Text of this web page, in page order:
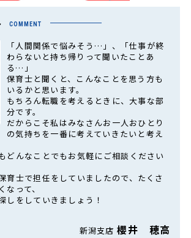
COMMENT
「人間関係で悩みそう…」、「仕事が終
わらないと持ち帰りって聞いたことあ
る…」
保育士と聞くと、こんなことを思う方も
いるかと思います。
もちろん転職を考えるときに、大事な部
分です。
だからこそ私はみなさんお一人おひとり
の気持ちを一番に考えていきたいと考え
どんなことでもお気軽にご相談ください
育士で担任をしていましたので、たくさ
って、
しをしていきましょう！
新潟支店櫻井 穂高